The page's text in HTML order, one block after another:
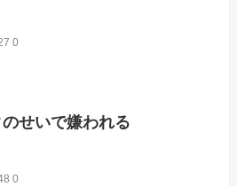
0
せいで嫌われる
0